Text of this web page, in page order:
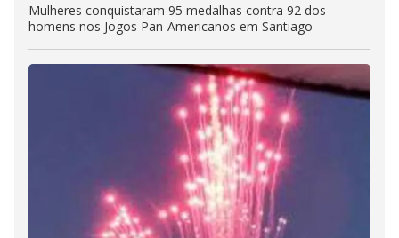
Mulheres conquistaram 95 medalhas contra 92 dos
homens nos Jogos Pan-Americanos em Santiago